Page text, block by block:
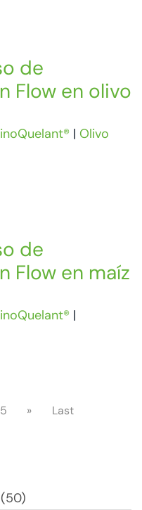
de
Flow en olivo
| Olivo
de
Flow en maíz
|
5 » Last